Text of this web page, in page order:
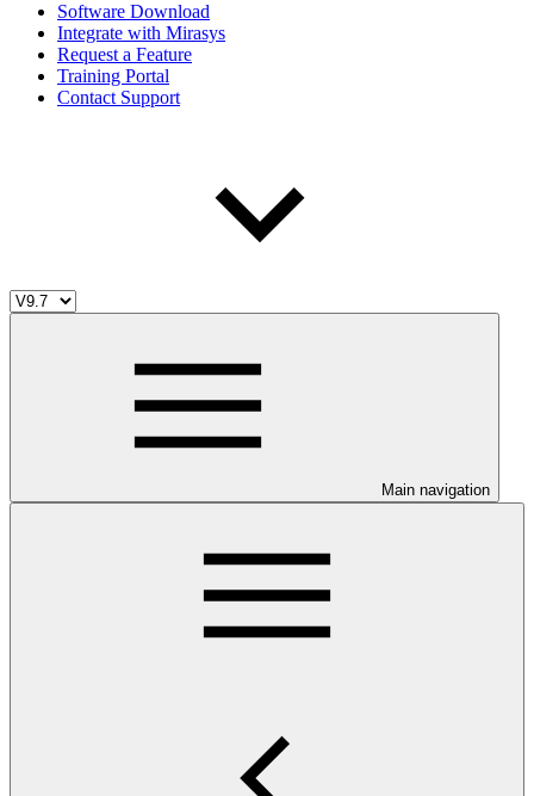
Software Download
Integrate with Mirasys
Request a Feature
Training Portal
Contact Support
Main navigation